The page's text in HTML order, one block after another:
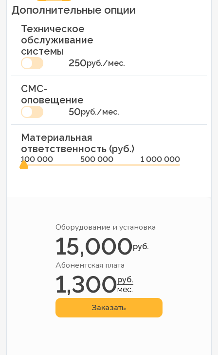
Дополнительные опции
Техническое
обслуживание
системы
250руб./мес.
СМС-
оповещение
50руб./мес.
Материальная
ответственность (руб.)
100 000 500 000 1 000 000
Оборудование и установка
15,000руб.
Абонентская плата
1,300руб.
мес.
Заказать